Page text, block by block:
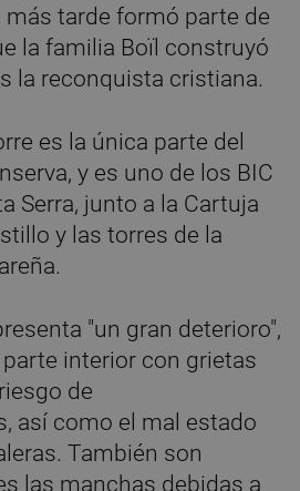
más tarde formó parte de
la familia Boïl construyó
la reconquista cristiana.
es la única parte del
y es uno de los BIC
Serra, junto a la Cartuja
y las torres de la
"un gran deterioro",
interior con grietas
de
así como el mal estado
También son
las manchas debidas a